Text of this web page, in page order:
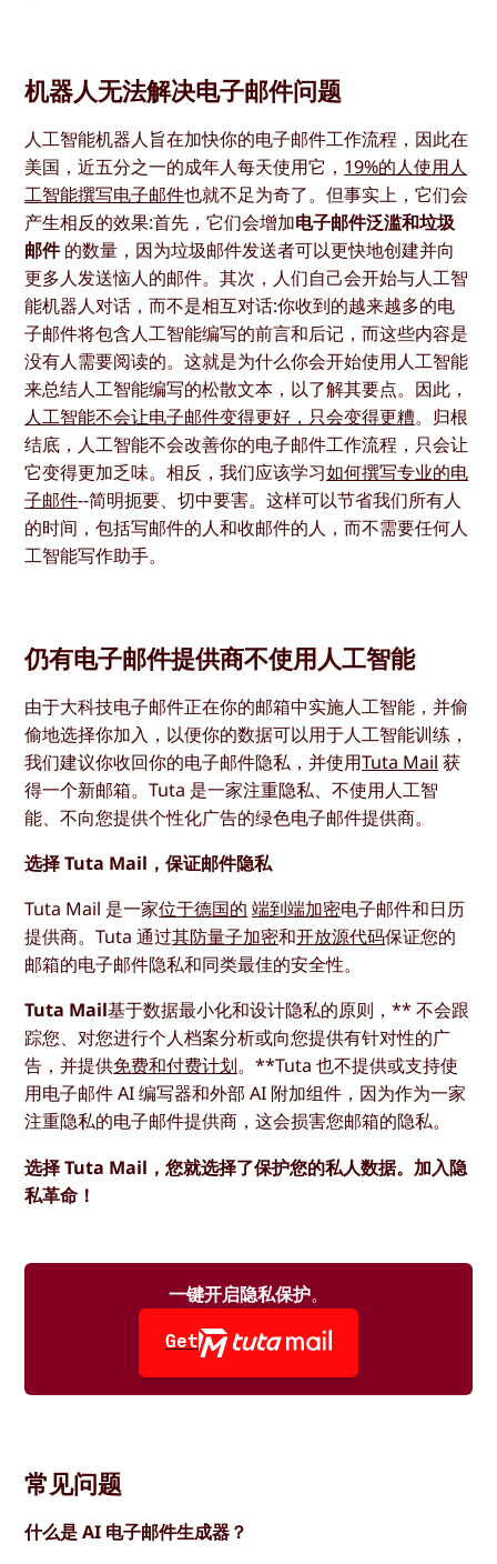
机器人无法解决电子邮件问题
人工智能机器人旨在加快你的电子邮件工作流程，因此在
美国，近五分之一的成年人每天使用它， 19%的人使用人
工智能撰写电子邮件也就不足为奇了。但事实上，它们会
产生相反的效果:首先，它们会增加电子邮件泛滥和垃圾
邮件的数量，因为垃圾邮件发送者可以更快地创建并向
更多人发送恼人的邮件。其次，人们自己会开始与人工智
能机器人对话，而不是相互对话:你收到的越来越多的电
子邮件将包含人工智能编写的前言和后记，而这些内容是
没有人需要阅读的。这就是为什么你会开始使用人工智能
来总结人工智能编写的松散文本，以了解其要点。因此，
人工智能不会让电子邮件变得更好，只会变得更糟。归根
结底，人工智能不会改善你的电子邮件工作流程，只会让
它变得更加乏味。相反，我们应该学习如何撰写专业的电
子邮件--简明扼要、切中要害。这样可以节省我们所有人
的时间，包括写邮件的人和收邮件的人，而不需要任何人
工智能写作助手。
仍有电子邮件提供商不使用人工智能
由于大科技电子邮件正在你的邮箱中实施人工智能，并偷
偷地选择你加入，以便你的数据可以用于人工智能训练，
我们建议你收回你的电子邮件隐私，并使用Tuta Mail 获
得一个新邮箱。Tuta 是一家注重隐私、不使用人工智
能、不向您提供个性化广告的绿色电子邮件提供商。
选择 Tuta Mail，保证邮件隐私
Tuta Mail 是一家位于德国的 端到端加密电子邮件和日历
提供商。Tuta 通过其防量子加密和开放源代码保证您的
邮箱的电子邮件隐私和同类最佳的安全性。
Tuta Mail基于数据最小化和设计隐私的原则，** 不会跟
踪您、对您进行个人档案分析或向您提供有针对性的广
告，并提供免费和付费计划。**Tuta 也不提供或支持使
用电子邮件 AI 编写器和外部 AI 附加组件，因为作为一家
注重隐私的电子邮件提供商，这会损害您邮箱的隐私。
选择 Tuta Mail，您就选择了保护您的私人数据。加入隐
私革命！
一键开启隐私保护。
Get
常见问题
什么是 AI 电子邮件生成器？